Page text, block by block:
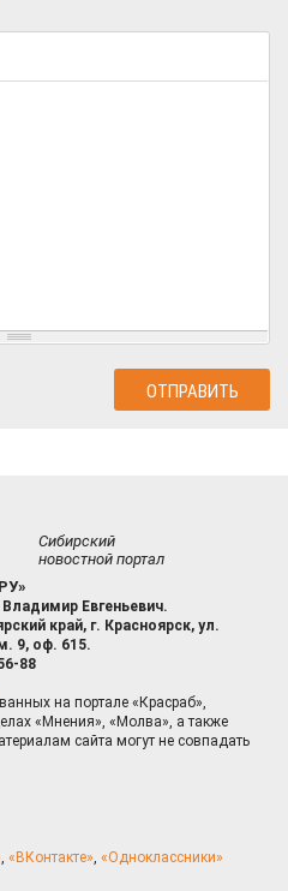
Сибирский
новостной портал
Евгеньевич.
край, г. Красноярск, ул.
9, оф. 615.
88
на портале «Красраб»,
«Мнения», «Молва», а также
сайта могут не совпадать
, «ВКонтакте», «Одноклассники»